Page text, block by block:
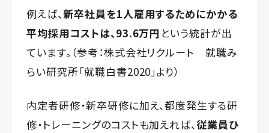
例えば、新卒社員を1人雇用するためにかかる
平均採用コストは、93.6万円 という統計が出
ています。（参考：株式会社リクルート 就職み
らい研究所「就職白書2020」より）
内定者研修・新卒研修に加え、都度発生する研
修・トレーニングのコストも加えれば、従業員ひ